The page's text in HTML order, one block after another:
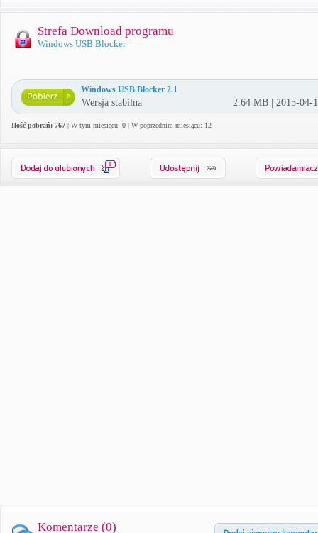
Strefa Download programu
Windows USB Blocker
Windows USB Blocker 2.1
Wersja stabilna 2.64 MB | 2015-04-
Ilość pobrań: 767 | W tym miesiącu: 0 | W poprzednim miesiącu: 12
0
Komentarze (0)